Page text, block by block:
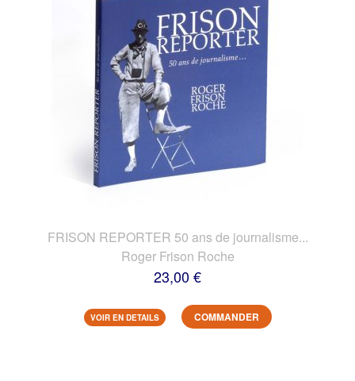
FRISON REPORTER 50 ans de journalisme...
Roger Frison Roche
23,00 €
VOIR EN DETAILS COMMANDER